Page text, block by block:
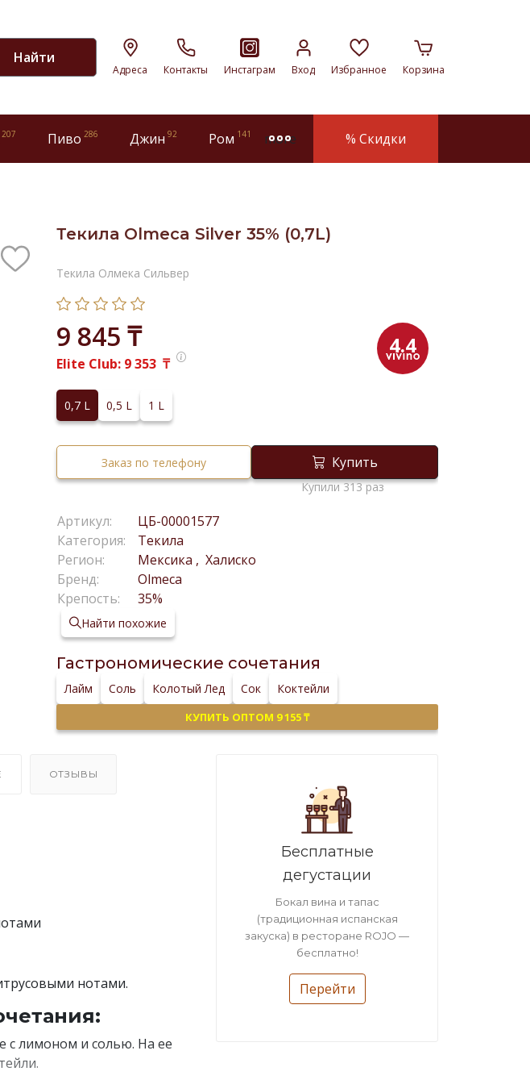
Найти
Адреса Контакты Инстаграм Вход Избранное Корзина
207 Пиво 286 Джин 92 Ром 141 more % Скидки
Текила Olmeca Silver 35% (0,7L)
Текила Олмека Сильвер
9 845 ₸
Elite Club: 9 353 ₸
4.4
0,7 L 0,5 L 1 L
Заказ по телефону Купить
Купили 313 раз
Артикул:
ЦБ-00001577
Категория:
Текила
Регион:
Мексика , Халиско
Бренд:
Olmeca
Крепость:
35%
Найти похожие
Гастрономические сочетания
Лайм Соль Колотый Лед Сок Коктейли
КУПИТЬ ОПТОМ 9 155 ₸
ОТЗЫВЫ
нотами.
с лимоном и солью. На ее
Бесплатные
дегустации
Бокал вина и тапас
(традиционная испанская
закуска) в ресторане ROJO —
бесплатно!
Перейти